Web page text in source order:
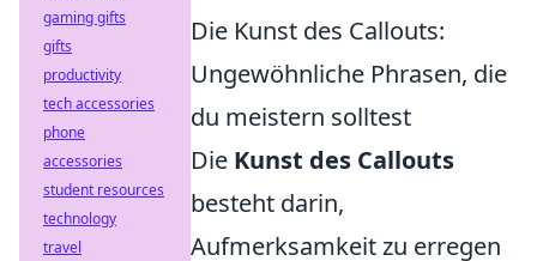
Die Kunst des Callouts:
Ungewöhnliche Phrasen, die
du meistern solltest
Die Kunst des Callouts
besteht darin,
Aufmerksamkeit zu erregen
gaming gifts
gifts
productivity
tech accessories
phone
accessories
student resources
technology
travel